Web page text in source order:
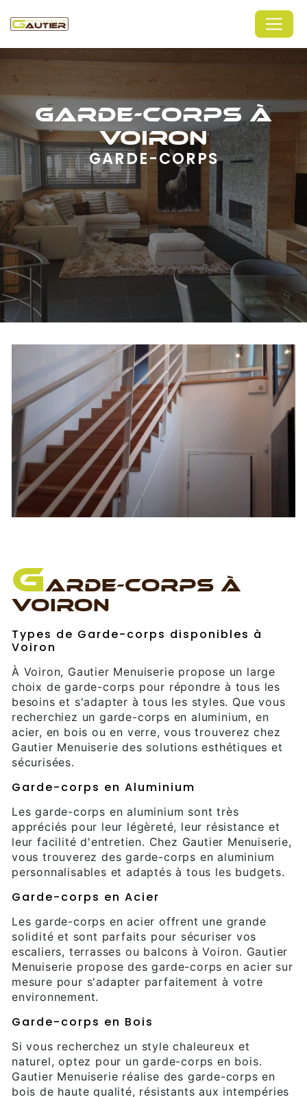
GARDE-CORPS À
VOIRON
GARDE-CORPS
GARDE-CORPS À
VOIRON
Types de Garde-corps disponibles à
Voiron
À Voiron, Gautier Menuiserie propose un large
choix de garde-corps pour répondre à tous les
besoins et s'adapter à tous les styles. Que vous
recherchiez un garde-corps en aluminium, en
acier, en bois ou en verre, vous trouverez chez
Gautier Menuiserie des solutions esthétiques et
sécurisées.
Garde-corps en Aluminium
Les garde-corps en aluminium sont très
appréciés pour leur légèreté, leur résistance et
leur facilité d'entretien. Chez Gautier Menuiserie,
vous trouverez des garde-corps en aluminium
personnalisables et adaptés à tous les budgets.
Garde-corps en Acier
Les garde-corps en acier offrent une grande
solidité et sont parfaits pour sécuriser vos
escaliers, terrasses ou balcons à Voiron. Gautier
Menuiserie propose des garde-corps en acier sur
mesure pour s'adapter parfaitement à votre
environnement.
Garde-corps en Bois
Si vous recherchez un style chaleureux et
naturel, optez pour un garde-corps en bois.
Gautier Menuiserie réalise des garde-corps en
bois de haute qualité, résistants aux intempéries